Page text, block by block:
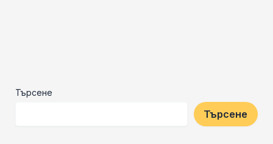
Търсене
Търсене